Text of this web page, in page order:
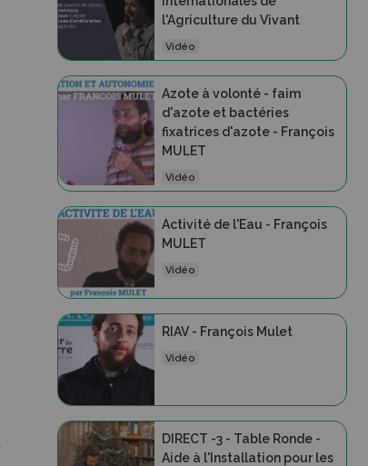
l'Agriculture du Vivant
Vidéo
Azote à volonté - faim
d'azote et bactéries
fixatrices d'azote - François
MULET
Vidéo
Activité de l'Eau - François
MULET
Vidéo
RIAV - François Mulet
Vidéo
DIRECT -3 - Table Ronde -
Aide à l'Installation pour les